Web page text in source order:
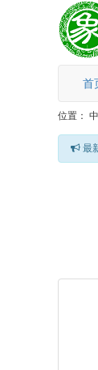
首
位置：
最